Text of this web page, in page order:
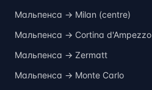
Мальпенса → Milan (centre)
Мальпенса → Cortina d'Ampezzo
Мальпенса → Zermatt
Мальпенса → Monte Carlo